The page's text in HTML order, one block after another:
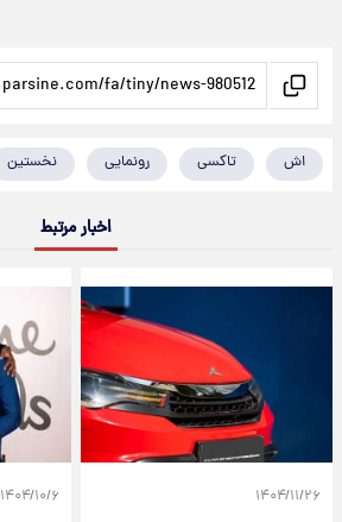
اش تاکسی رونمایی نخستین
اخبار مرتبط
۱۴۰۴/۱۱/۲۶ ۱۴۰۴/۱۰/۶